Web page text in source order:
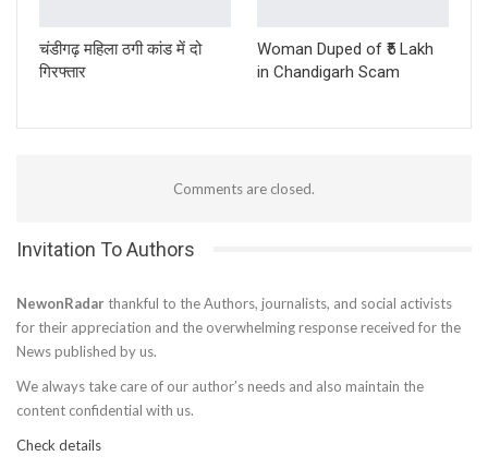
चंडीगढ़ महिला ठगी कांड में दो
गिरफ्तार
Woman Duped of ₹5 Lakh
in Chandigarh Scam
Comments are closed.
Invitation To Authors
NewonRadar thankful to the Authors, journalists, and social activists
for their appreciation and the overwhelming response received for the
News published by us.
We always take care of our author’s needs and also maintain the
content confidential with us.
Check details